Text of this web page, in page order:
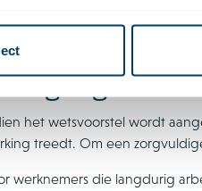
van een slapend
op dat dit naar
het wetsvoorstel wordt
treedt. Om een
werknemers die langdurig